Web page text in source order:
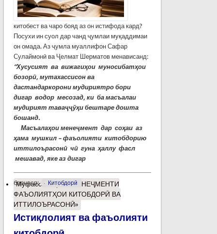
китобест ва чаро бояд аз он истифода кард?
Посухи ин суол дар чанд ҷумлаи муқаддимаи
он омада. Аз ҷумла муаллифон Сафар
Сулаймонӣ ва Ҷелмат Шерматов менависанд:
“Хусусият ва вижагиҳои муносибатҳои
бозорӣ, мутахассисон ва
дастандаркорони мудириятро бори
дигар водор месозад, ки ба масъалаи
мудирият таваҷҷўҳи бештаре дошта
бошанд.
Масъалаҳои менеҷмент дар соҳаи аз
ҳама мушкил – фаъолияти китобдорию
иттилоърасонӣчӣ гуна ҳаллу фасл
мешавад, яке аз дигар
барчасп: Китобдорӣ
Муфассалтаро «МЕНЕҶМЕНТИ
ФАЪОЛИЯТҲОИ КИТОБДОРӢ ВА
ИТТИЛОЪРАСОНӢ»
Истиқлолият ва фаъолияти